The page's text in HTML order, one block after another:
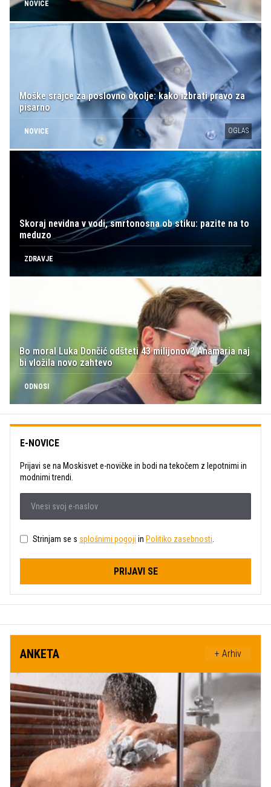
NOVICE
Moške srajce za poslovno okolje: kako izbrati pravo za
pisarno
NOVICE OGLAS
Skoraj nevidna v vodi, smrtonosna ob stiku: pazite na to
meduzo
ZDRAVJE
Bo moral Luka Dončić odšteti 43 milijonov? Anamaria naj
bi vložila novo zahtevo
ODNOSI
E-NOVICE
Prijavi se na Moskisvet e-novičke in bodi na tekočem z lepotnimi in
modnimi trendi.
Strinjam se s splošnimi pogoji in Politiko zasebnosti
PRIJAVI SE
ANKETA + Arhiv